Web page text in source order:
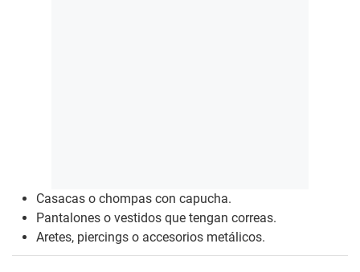
Casacas o chompas con capucha.
Pantalones o vestidos que tengan correas.
Aretes, piercings o accesorios metálicos.